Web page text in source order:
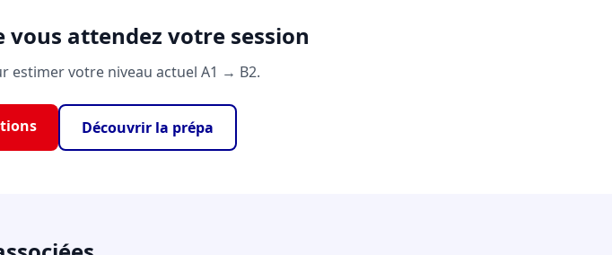
attendez votre session
estimer votre niveau actuel A1 → B2.
Découvrir la prépa